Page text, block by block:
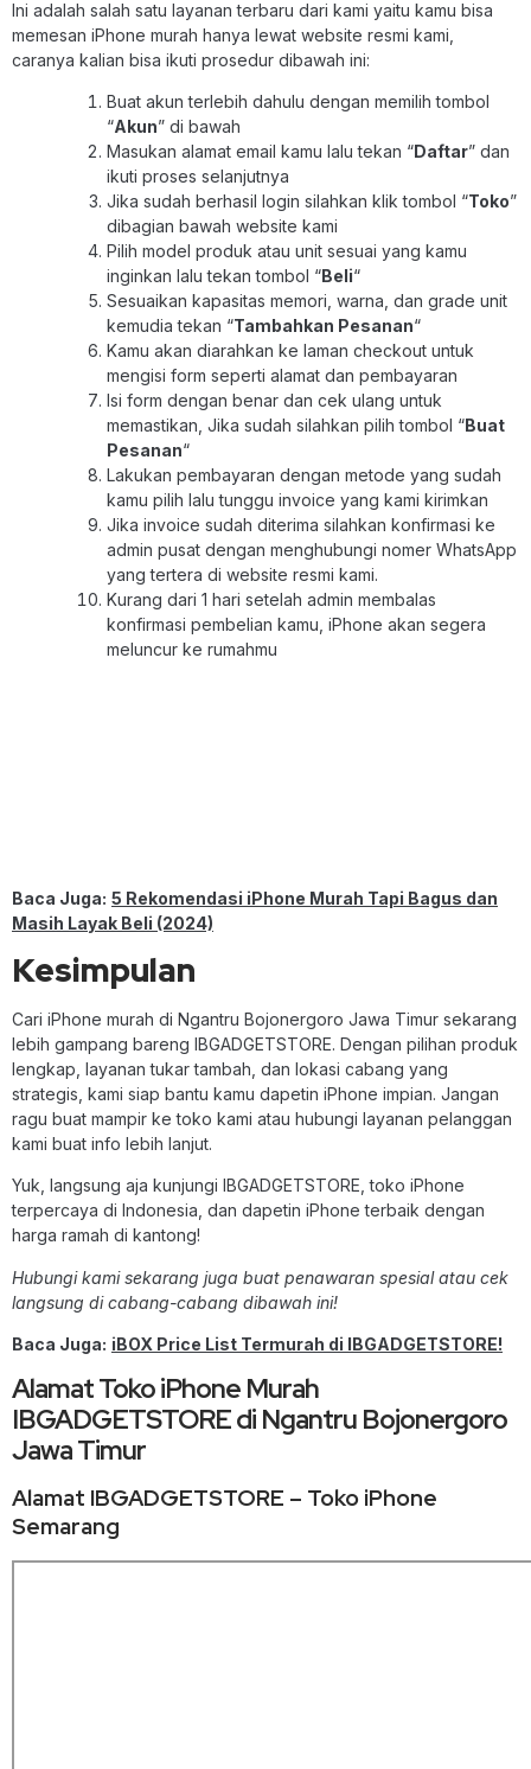
Ini adalah salah satu layanan terbaru dari kami yaitu kamu bisa
memesan iPhone murah hanya lewat website resmi kami,
caranya kalian bisa ikuti prosedur dibawah ini:
Buat akun terlebih dahulu dengan memilih tombol
“Akun” di bawah
Masukan alamat email kamu lalu tekan “Daftar” dan
ikuti proses selanjutnya
Jika sudah berhasil login silahkan klik tombol “Toko”
dibagian bawah website kami
Pilih model produk atau unit sesuai yang kamu
inginkan lalu tekan tombol “Beli“
Sesuaikan kapasitas memori, warna, dan grade unit
kemudia tekan “Tambahkan Pesanan“
Kamu akan diarahkan ke laman checkout untuk
mengisi form seperti alamat dan pembayaran
Isi form dengan benar dan cek ulang untuk
memastikan, Jika sudah silahkan pilih tombol “Buat
Pesanan“
Lakukan pembayaran dengan metode yang sudah
kamu pilih lalu tunggu invoice yang kami kirimkan
Jika invoice sudah diterima silahkan konfirmasi ke
admin pusat dengan menghubungi nomer WhatsApp
yang tertera di website resmi kami.
Kurang dari 1 hari setelah admin membalas
konfirmasi pembelian kamu, iPhone akan segera
meluncur ke rumahmu
Baca Juga: 5 Rekomendasi iPhone Murah Tapi Bagus dan
Masih Layak Beli (2024)
Kesimpulan
Cari iPhone murah di Ngantru Bojonergoro Jawa Timur sekarang
lebih gampang bareng IBGADGETSTORE. Dengan pilihan produk
lengkap, layanan tukar tambah, dan lokasi cabang yang
strategis, kami siap bantu kamu dapetin iPhone impian. Jangan
ragu buat mampir ke toko kami atau hubungi layanan pelanggan
kami buat info lebih lanjut.
Yuk, langsung aja kunjungi IBGADGETSTORE, toko iPhone
terpercaya di Indonesia, dan dapetin iPhone terbaik dengan
harga ramah di kantong!
Hubungi kami sekarang juga buat penawaran spesial atau cek
langsung di cabang-cabang dibawah ini!
Baca Juga: iBOX Price List Termurah di IBGADGETSTORE!
Alamat Toko iPhone Murah
IBGADGETSTORE di Ngantru Bojonergoro
Jawa Timur
Alamat IBGADGETSTORE – Toko iPhone
Semarang